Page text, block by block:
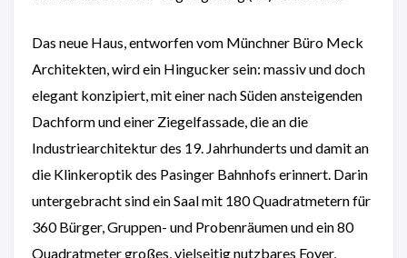
Das neue Haus, entworfen vom Münchner Büro Meck
Architekten, wird ein Hingucker sein: massiv und doch
elegant konzipiert, mit einer nach Süden ansteigenden
Dachform und einer Ziegelfassade, die an die
Industriearchitektur des 19. Jahrhunderts und damit an
die Klinkeroptik des Pasinger Bahnhofs erinnert. Darin
untergebracht sind ein Saal mit 180 Quadratmetern für
360 Bürger, Gruppen- und Probenräumen und ein 80
Quadratmeter großes, vielseitig nutzbares Foyer,